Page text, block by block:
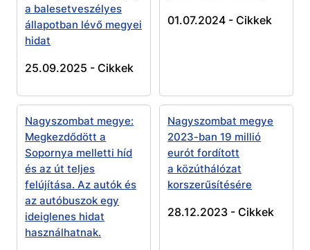
a balesetveszélyes
állapotban lévő megyei
hidat
25.09.2025 - Cikkek
01.07.2024 - Cikkek
Nagyszombat megye:
Megkezdődött a
Sopornya melletti híd
és az út teljes
felújítása. Az autók és
az autóbuszok egy
ideiglenes hidat
használhatnak.
Nagyszombat megye
2023-ban 19 millió
eurót fordított
a közúthálózat
korszerűsítésére
28.12.2023 - Cikkek